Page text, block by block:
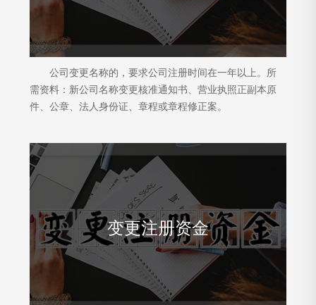
公司变更名称的，要求公司注册时间在一年以上。所
需资料：新公司名称变更核准通知书、营业执照正副本原
件、公章、法人身份证、章程或章程修正案。
变更注册资金